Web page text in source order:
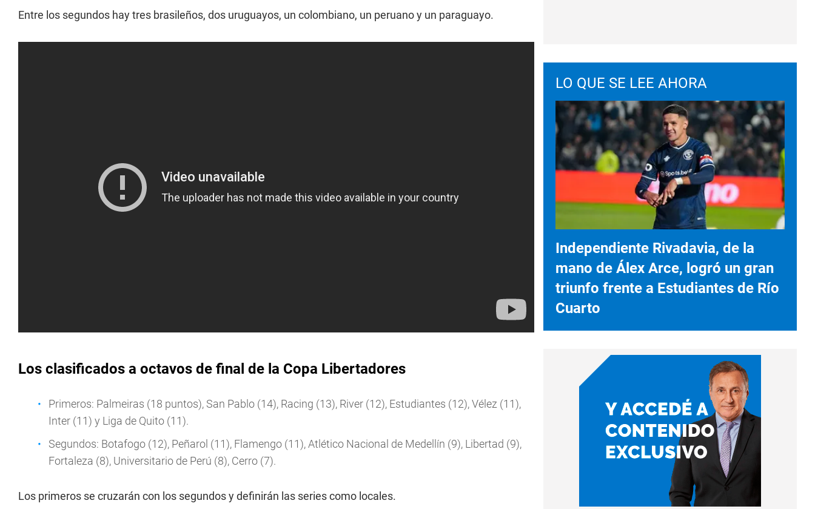
Entre los segundos hay tres brasileños, dos uruguayos, un colombiano, un peruano y un paraguayo.
Los clasificados a octavos de final de la Copa Libertadores
Primeros: Palmeiras (18 puntos), San Pablo (14), Racing (13), River (12), Estudiantes (12), Vélez (11),
Inter (11) y Liga de Quito (11).
Segundos: Botafogo (12), Peñarol (11), Flamengo (11), Atlético Nacional de Medellín (9), Libertad (9),
Fortaleza (8), Universitario de Perú (8), Cerro (7).
Los primeros se cruzarán con los segundos y definirán las series como locales.
LO QUE SE LEE AHORA
Independiente Rivadavia, de la
mano de Álex Arce, logró un gran
triunfo frente a Estudiantes de Río
Cuarto